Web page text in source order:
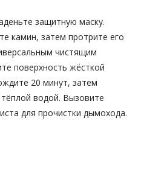
защитную маску.
камин, затем протрите его
чистящим
поверхность жёсткой
20 минут, затем
водой. Вызовите
для прочистки дымохода.